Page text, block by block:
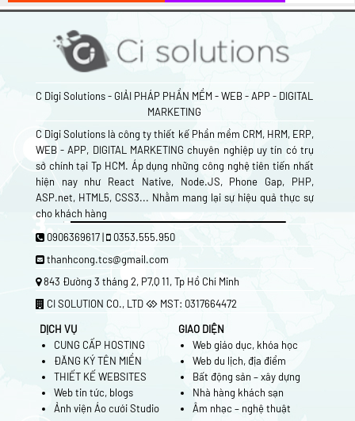
C Digi Solutions - GIẢI PHÁP PHẦN MỀM - WEB - APP - DIGITAL
MARKETING
C Digi Solutions là công ty thiết kế Phần mềm CRM, HRM, ERP,
WEB - APP, DIGITAL MARKETING chuyên nghiệp uy tín có trụ
sở chính tại Tp HCM. Áp dụng những công nghệ tiên tiến nhất
hiện nay như React Native, Node.JS, Phone Gap, PHP,
ASP.net, HTML5, CSS3... Nhằm mang lại sự hiệu quả thực sự
cho khách hàng
0906369617 | 0353.555.950
thanhcong.tcs@gmail.com
843 Đường 3 tháng 2, P7,Q 11, Tp Hồ Chí Minh
CI SOLUTION CO., LTD
MST: 0317664472
DỊCH VỤ
CUNG CẤP HOSTING
ĐĂNG KÝ TÊN MIỀN
THIẾT KẾ WEBSITES
Web tin tức, blogs
Ảnh viện Áo cưới Studio
GIAO DIỆN
Web giáo dục, khóa học
Web du lịch, địa điểm
Bất động sản – xây dựng
Nhà hàng khách sạn
Âm nhạc – nghệ thuật